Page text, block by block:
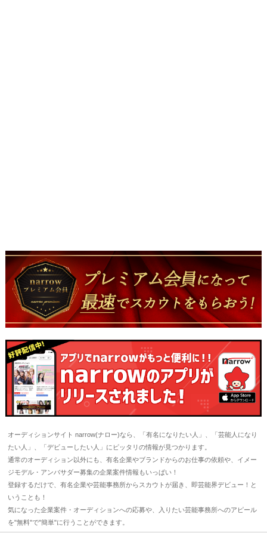
オーディションサイト narrow(ナロー)なら、「有名になりたい人」、「芸能人になり
たい人」、「デビューしたい人」にピッタリの情報が見つかります。
通常のオーディション以外にも、有名企業やブランドからのお仕事の依頼や、イメー
ジモデル・アンバサダー募集の企業案件情報もいっぱい！
登録するだけで、有名企業や芸能事務所からスカウトが届き、即芸能界デビュー！と
いうことも！
気になった企業案件・オーディションへの応募や、入りたい芸能事務所へのアピール
を"無料"で"簡単"に行うことができます。